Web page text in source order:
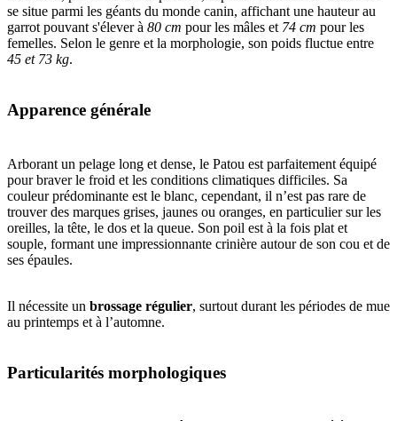
se situe parmi les géants du monde canin, affichant une hauteur au
garrot pouvant s'élever à 80 cm pour les mâles et 74 cm pour les
femelles. Selon le genre et la morphologie, son poids fluctue entre
45 et 73 kg.
Apparence générale
Arborant un pelage long et dense, le Patou est parfaitement équipé
pour braver le froid et les conditions climatiques difficiles. Sa
couleur prédominante est le blanc, cependant, il n’est pas rare de
trouver des marques grises, jaunes ou oranges, en particulier sur les
oreilles, la tête, le dos et la queue. Son poil est à la fois plat et
souple, formant une impressionnante crinière autour de son cou et de
ses épaules.
Il nécessite un brossage régulier, surtout durant les périodes de mue
au printemps et à l’automne.
Particularités morphologiques